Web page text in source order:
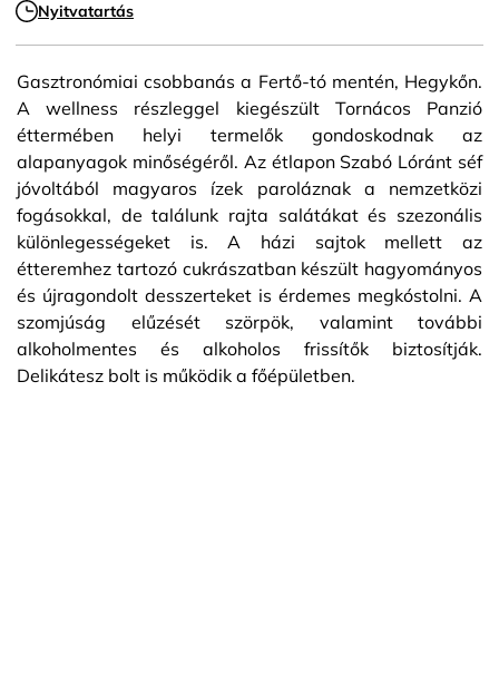
Nyitvatartás
Gasztronómiai csobbanás a Fertő-tó mentén, Hegykőn.
A wellness részleggel kiegészült Tornácos Panzió
éttermében helyi termelők gondoskodnak az
alapanyagok minőségéről. Az étlapon Szabó Lóránt séf
jóvoltából magyaros ízek paroláznak a nemzetközi
fogásokkal, de találunk rajta salátákat és szezonális
különlegességeket is. A házi sajtok mellett az
étteremhez tartozó cukrászatban készült hagyományos
és újragondolt desszerteket is érdemes megkóstolni. A
szomjúság elűzését szörpök, valamint további
alkoholmentes és alkoholos frissítők biztosítják.
Delikátesz bolt is működik a főépületben.